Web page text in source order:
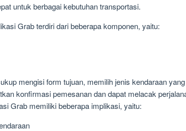
untuk berbagai kebutuhan transportasi.
Grab terdiri dari beberapa komponen, yaitu:
mengisi form tujuan, memilih jenis kendaraan
konfirmasi pemesanan dan dapat melacak
Grab memiliki beberapa implikasi, yaitu: